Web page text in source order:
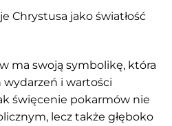
Chrystusa jako światłość
ma swoją symbolikę, która
i wartości
święcenie pokarmów nie
lecz także głęboko